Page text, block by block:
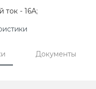
ток - 16А;
Документы